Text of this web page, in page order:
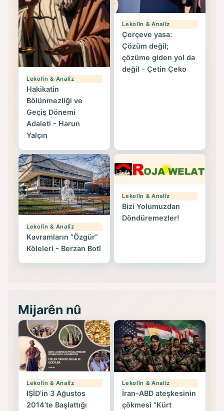
Lekolîn & Analîz
Hakikatin
Bölünmezliği ve
Geçiş Dönemi
Adaleti - Harun
Yalçın
Lekolîn & Analîz
Çerçeve yasa:
Çözüm değil;
çözüme giden yol da
değil - Çetin Çeko
Lekolîn & Analîz
Kavramların “Özgür”
Köleleri - Berzan Botî
Lekolîn & Analîz
Bizi Yolumuzdan
Döndüremezler!
Mijarên nû
Lekolîn & Analîz
IŞİD’in 3 Ağustos
2014’te Başlattığı
Lekolîn & Analîz
İran-ABD ateşkesinin
çökmesi “Kürt